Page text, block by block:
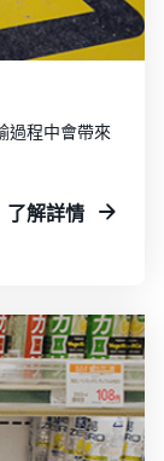
過程中會帶來
了解詳情